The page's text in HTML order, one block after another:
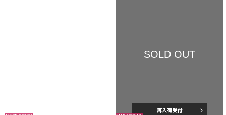
SOLD OUT
再入荷受付